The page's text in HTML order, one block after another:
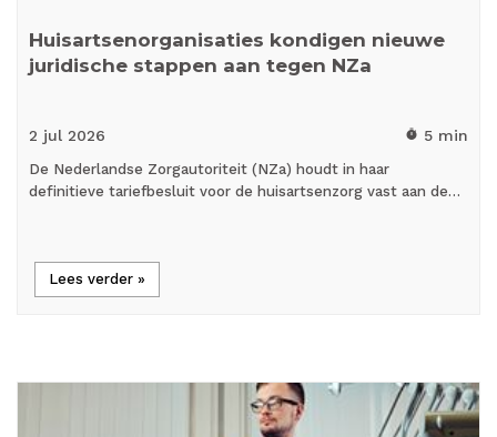
Huisartsenorganisaties kondigen nieuwe
juridische stappen aan tegen NZa
2 jul 2026 timer 5 min
De Nederlandse Zorgautoriteit (NZa) houdt in haar
definitieve tariefbesluit voor de huisartsenzorg vast aan de…
Lees verder »